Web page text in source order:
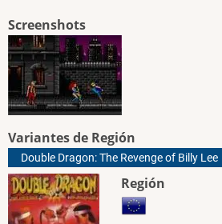
Screenshots
Variantes de Región
Double Dragon: The Revenge of Billy Lee
Región